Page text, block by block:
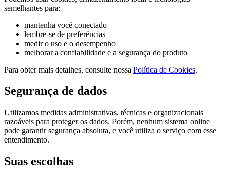
semelhantes para:
mantenha você conectado
lembre-se de preferências
medir o uso e o desempenho
melhorar a confiabilidade e a segurança do produto
Para obter mais detalhes, consulte nossa Política de Cookies.
Segurança de dados
Utilizamos medidas administrativas, técnicas e organizacionais
razoáveis ​​para proteger os dados. Porém, nenhum sistema online
pode garantir segurança absoluta, e você utiliza o serviço com esse
entendimento.
Suas escolhas